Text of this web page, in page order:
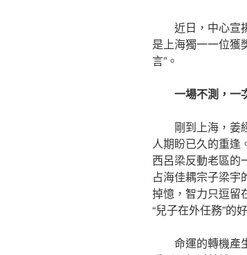
近日，中心宣
是上海獨一一位獲
言”。
一場不測，一
剛到上海，姜
人期盼已久的重逢
西呂梁反動老區的
占海佳耦宗子梁宇
掉憶，智力只逗留
“兒子在外任務”的
命運的轉機產